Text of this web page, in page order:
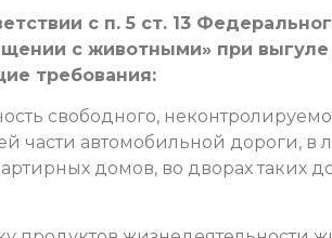
с п. 5 ст. 13
с животными» при
требования:
свободного,
части автомобильной дороги, в
домов, во дворах таких